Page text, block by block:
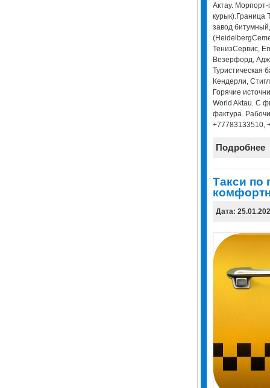
Актау.
курык).Граница
завод
ТенизСервис,
Везерфорд,
Туристическая
Кендерли,
Горячие
World Aktau. С
фактура.
+77783133510,
Подробнее
Tакси по
Дата: